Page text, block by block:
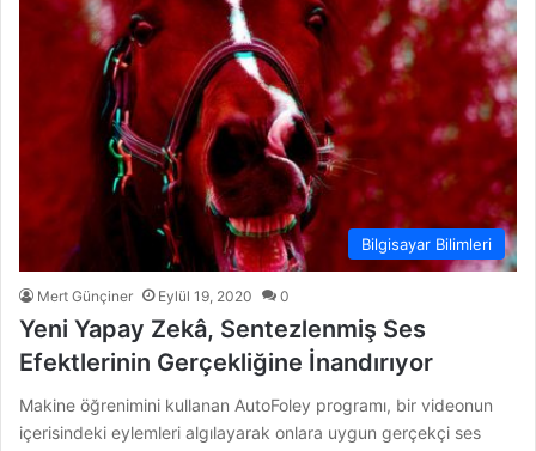
Bilgisayar Bilimleri
Mert Günçiner Eylül 19, 2020 0
Yeni Yapay Zekâ, Sentezlenmiş Ses
Efektlerinin Gerçekliğine İnandırıyor
Makine öğrenimini kullanan AutoFoley programı, bir videonun
içerisindeki eylemleri algılayarak onlara uygun gerçekçi ses